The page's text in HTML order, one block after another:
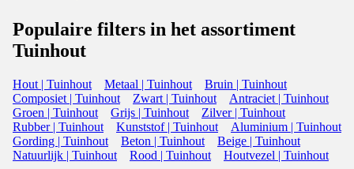
Populaire filters in het assortiment
Tuinhout
Hout | Tuinhout Metaal | Tuinhout
Bruin | Tuinhout
Composiet | Tuinhout
Zwart | Tuinhout
Antraciet | Tuinhout
Groen | Tuinhout
Grijs | Tuinhout
Zilver | Tuinhout
Rubber | Tuinhout
Kunststof | Tuinhout
Aluminium | Tuinhout
Gording | Tuinhout
Beton | Tuinhout
Beige | Tuinhout
Natuurlijk | Tuinhout
Rood | Tuinhout Houtvezel | Tuinhout